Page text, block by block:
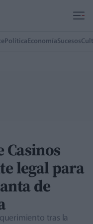
Política EconomíaSucesos
Casinos
legal para
de
tras la